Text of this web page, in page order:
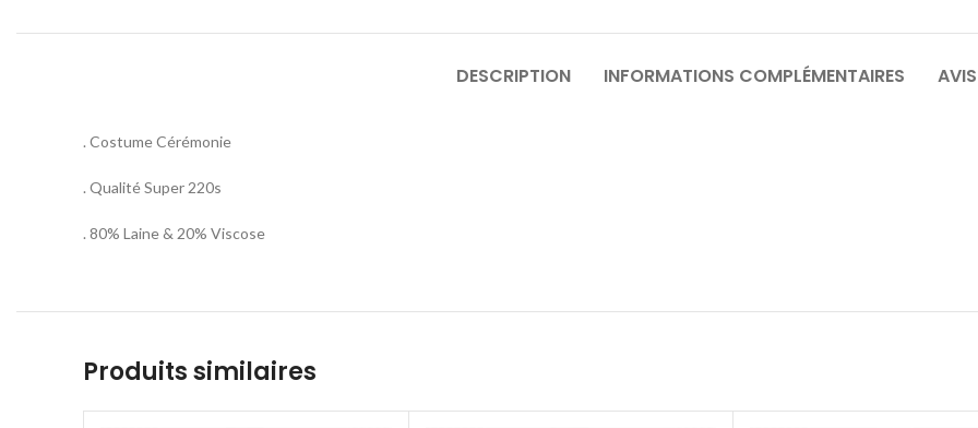
DESCRIPTION INFORMATIONS COMPLÉMENTAIRES
. Costume Cérémonie
. Qualité Super 220s
. 80% Laine & 20% Viscose
Produits similaires